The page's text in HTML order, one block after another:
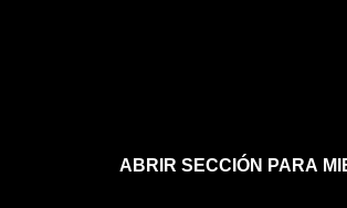
ABRIR SECCIÓN PARA